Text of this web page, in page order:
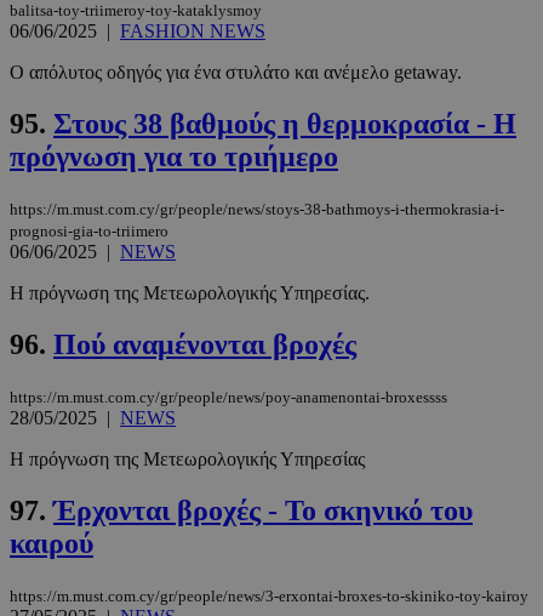
balitsa-toy-triimeroy-toy-kataklysmoy
06/06/2025 | FASHION NEWS
Ο απόλυτος οδηγός για ένα στυλάτο και ανέμελο getaway.
95. Στους 38 βαθμούς η θερμοκρασία - Η
πρόγνωση για το τριήμερο
https://m.must.com.cy/gr/people/news/stoys-38-bathmoys-i-thermokrasia-i-
prognosi-gia-to-triimero
06/06/2025 | NEWS
Η πρόγνωση της Μετεωρολογικής Υπηρεσίας.
96. Πού αναμένονται βροχές
https://m.must.com.cy/gr/people/news/poy-anamenontai-broxessss
28/05/2025 | NEWS
Η πρόγνωση της Μετεωρολογικής Υπηρεσίας
97.Έρχονται βροχές - Το σκηνικό του
καιρού
https://m.must.com.cy/gr/people/news/3-erxontai-broxes-to-skiniko-toy-kairoy